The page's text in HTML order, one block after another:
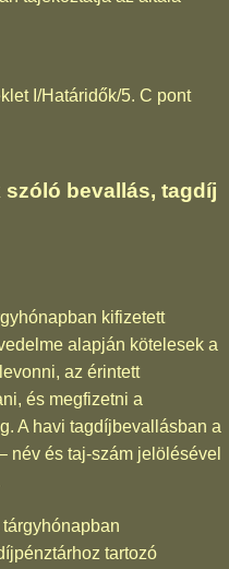
I/Határidők/5. C pont
bevallás, tagdíj
kifizetett
alapján kötelesek a
az érintett
és megfizetni a
A havi tagdíjbevallásban a
név és taj-szám jelölésével
tartozó